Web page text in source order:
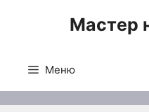
Мастер
Меню